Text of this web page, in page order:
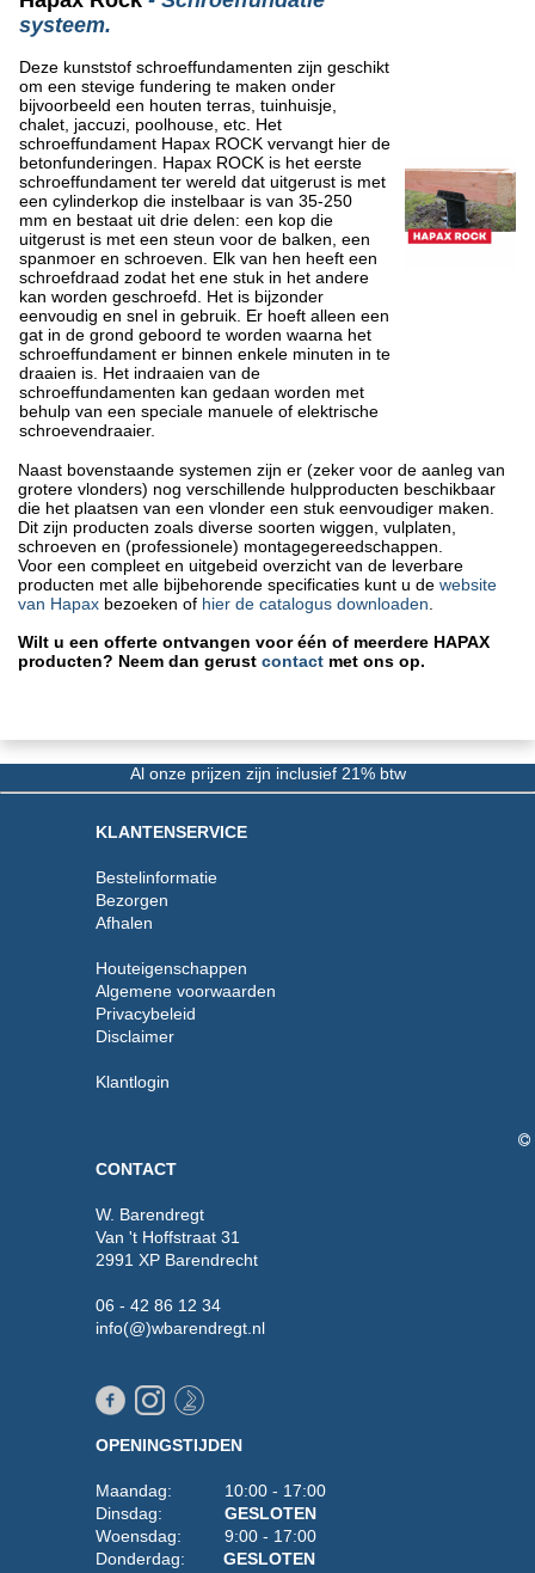
systeem.
Deze kunststof schroeffundamenten zijn geschikt
om een stevige fundering te maken onder
bijvoorbeeld een houten terras, tuinhuisje,
chalet, jaccuzi, poolhouse, etc. Het
schroeffundament Hapax ROCK vervangt hier de
betonfunderingen. Hapax ROCK is het eerste
schroeffundament ter wereld dat uitgerust is met
een cylinderkop die instelbaar is van 35-250
mm en bestaat uit drie delen: een kop die
uitgerust is met een steun voor de balken, een
spanmoer en schroeven. Elk van hen heeft een
schroefdraad zodat het ene stuk in het andere
kan worden geschroefd. Het is bijzonder
eenvoudig en snel in gebruik. Er hoeft alleen een
gat in de grond geboord te worden waarna het
schroeffundament er binnen enkele minuten in te
draaien is. Het indraaien van de
schroeffundamenten kan gedaan worden met
behulp van een speciale manuele of elektrische
schroevendraaier.
Naast bovenstaande systemen zijn er (zeker voor de aanleg van
grotere vlonders) nog verschillende hulpproducten beschikbaar
die het plaatsen van een vlonder een stuk eenvoudiger maken.
Dit zijn producten zoals diverse soorten wiggen, vulplaten,
schroeven en (professionele) montagegereedschappen.
Voor een compleet en uitgebeid overzicht van de leverbare
producten met alle bijbehorende specificaties kunt u de website
van Hapax bezoeken of hier de catalogus downloaden
Wilt u een offerte ontvangen voor één of meerdere HAPAX
producten? Neem dan gerust contact met ons op.
Al onze prijzen zijn inclusief 21% btw
KLANTENSERVICE
Bestelinformatie
Bezorgen
Afhalen
Houteigenschappen
Algemene voorwaarden
Privacybeleid
Disclaimer
Klantlogin
CONTACT
W. Barendregt
Van 't Hoffstraat 31
2991 XP Barendrecht
06 - 42 86 12 34
info(@)wbarendregt.nl
OPENINGSTIJDEN
Maandag: 10:00 - 17:00
Dinsdag: GESLOTEN
Woensdag: 9:00 - 17:00
Donderdag: GESLOTEN